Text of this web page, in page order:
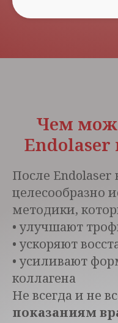
Чем
Endolaser
После Endolaser
целесообразно
методики,
• улучшают
• ускоряют
• усиливают
коллагена
Не всегда и не
показаниям